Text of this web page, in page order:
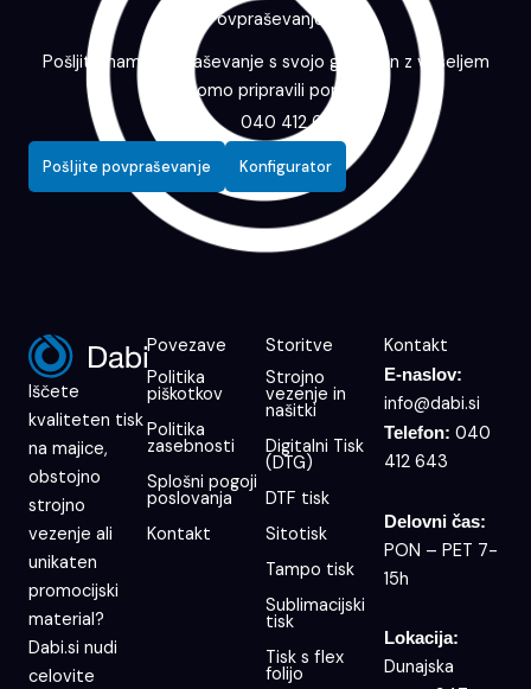
Povpraševanje
Pošljite nam povpraševanje s svojo grafiko in z veseljem
vam bomo pripravili ponudbo.
040 412 643
Pošljite povpraševanje Konfigurator
Iščete
kvaliteten tisk
na majice,
obstojno
strojno
vezenje ali
unikaten
promocijski
material?
Dabi.si nudi
celovite
Povezave
Politika
piškotkov
Politika
zasebnosti
Splošni pogoji
poslovanja
Kontakt
Storitve
Strojno
vezenje in
našitki
Digitalni Tisk
(DTG)
DTF tisk
Sitotisk
Tampo tisk
Sublimacijski
tisk
Tisk s flex
folijo
Kontakt
E-naslov:
info@dabi.si
Telefon: 040
412 643
Delovni čas:
PON – PET 7-
15h
Lokacija:
Dunajska